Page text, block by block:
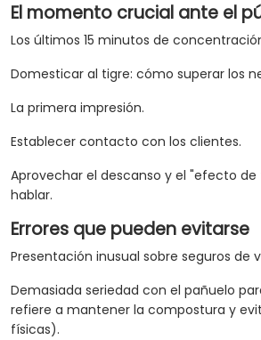
El momento crucial ante el
Los últimos 15 minutos de
Domesticar al tigre: cómo superar los
La primera impresión.
Establecer contacto con los clientes.
Aprovechar el descanso y el "efecto de
hablar.
Errores que pueden evitarse
Presentación inusual sobre seguros de
Demasiada seriedad con el pañuelo
refiere a mantener la compostura y
físicas).